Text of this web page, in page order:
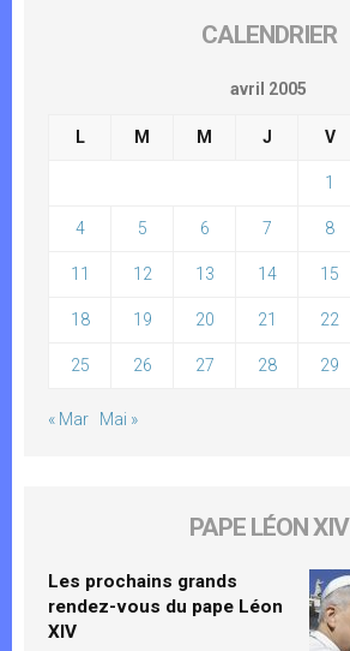
CALENDRIER
avril 2005
L M M J V
1
4 5 6 7 8
11 12 13 14 15
18 19 20 21 22
25 26 27 28 29
« Mar Mai »
PAPE LÉON XIV
Les prochains grands
rendez-vous du pape Léon
XIV